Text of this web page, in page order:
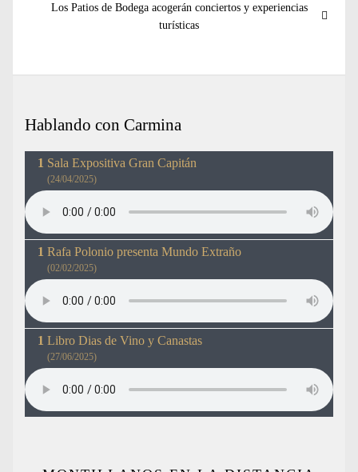
Entrada
Los Patios de Bodega acogerán conciertos y experiencias
turísticas
Hablando con Carmina
Sala Expositiva Gran Capitán
(24/04/2025)
Rafa Polonio presenta Mundo Extraño
(02/02/2025)
Libro Dias de Vino y Canastas
(27/06/2025)